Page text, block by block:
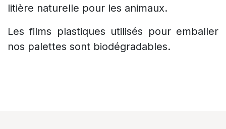
litière naturelle pour les animaux.
Les films plastiques utilisés pour emballer
nos palettes sont biodégradables. ​